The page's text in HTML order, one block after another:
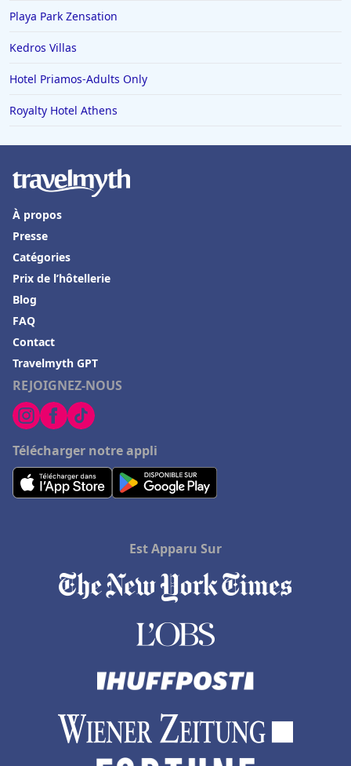
Playa Park Zensation
Kedros Villas
Hotel Priamos-Αdults Only
Royalty Hotel Athens
REJOIGNEZ-NOUS
Télécharger notre appli
À propos
Presse
Catégories
Prix de l’hôtellerie
Blog
FAQ
Contact
Travelmyth GPT
Est Apparu Sur